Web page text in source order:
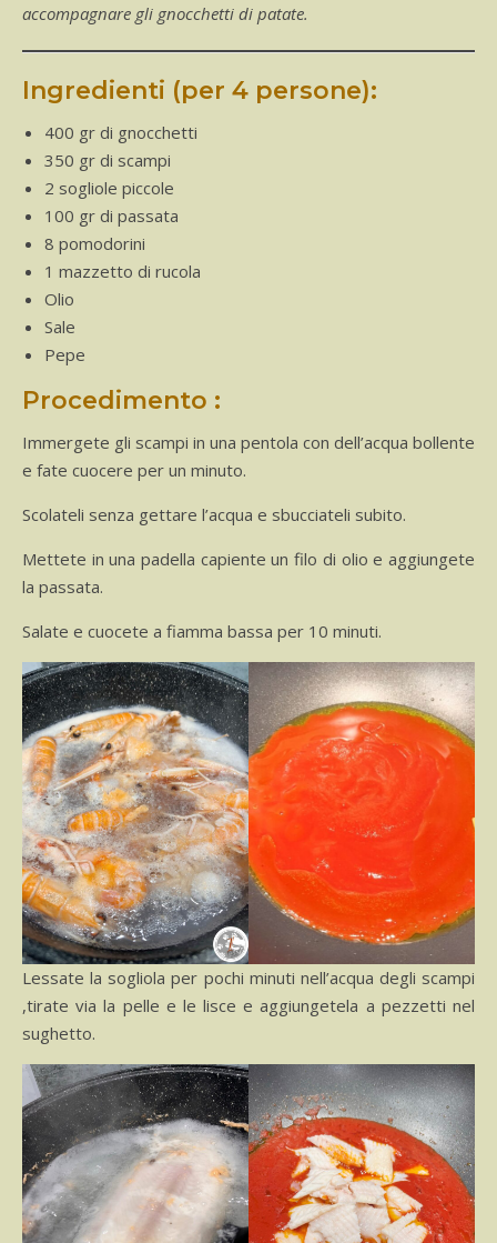
accompagnare gli gnocchetti di patate.
Ingredienti (per 4 persone):
400 gr di gnocchetti
350 gr di scampi
2 sogliole piccole
100 gr di passata
8 pomodorini
1 mazzetto di rucola
Olio
Sale
Pepe
Procedimento :
Immergete gli scampi in una pentola con dell’acqua bollente
e fate cuocere per un minuto.
Scolateli senza gettare l’acqua e sbucciateli subito.
Mettete in una padella capiente un filo di olio e aggiungete
la passata.
Salate e cuocete a fiamma bassa per 10 minuti.
Lessate la sogliola per pochi minuti nell’acqua degli scampi
,tirate via la pelle e le lisce e aggiungetela a pezzetti nel
sughetto.